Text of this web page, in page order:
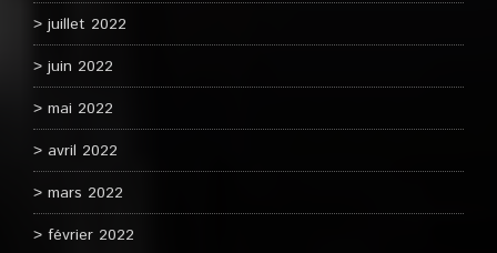
juillet 2022
juin 2022
mai 2022
avril 2022
mars 2022
février 2022